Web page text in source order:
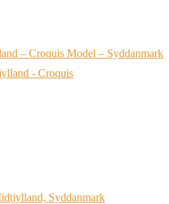
– Croquis Model – Syddanmark
Syddanmark